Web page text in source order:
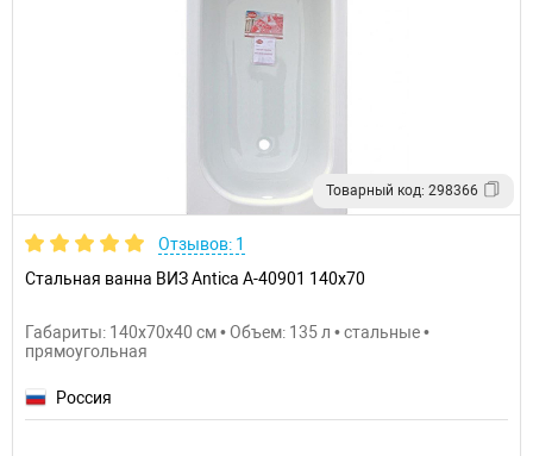
Товарный код: 298366
Отзывов: 1
Стальная ванна ВИЗ Antica A-40901 140х70
Габариты: 140x70x40 см • Объем: 135 л • стальные •
прямоугольная
Россия